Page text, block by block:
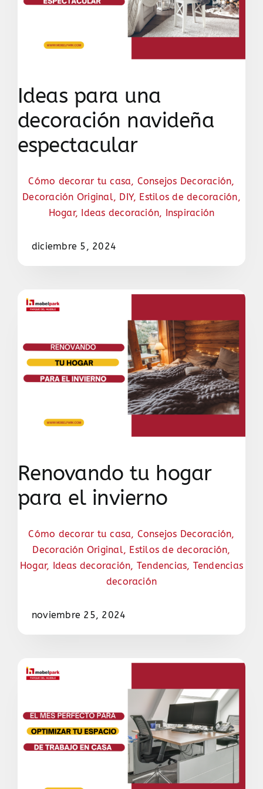
Ideas para una
decoración navideña
espectacular
Cómo decorar tu casa, Consejos Decoración,
Decoración Original, DIY, Estilos de decoración,
Hogar, Ideas decoración, Inspiración
diciembre 5, 2024
Renovando tu hogar
para el invierno
Cómo decorar tu casa, Consejos Decoración,
Decoración Original, Estilos de decoración,
Hogar, Ideas decoración, Tendencias, Tendencias
decoración
noviembre 25, 2024